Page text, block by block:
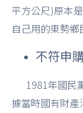
平方公尺)原本
自己用的東勢鄉
不符申
1981年國民
據當時國有財